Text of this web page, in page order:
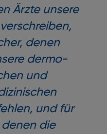
Ärzte unsere
denen
dermo-
und
und für
denen die